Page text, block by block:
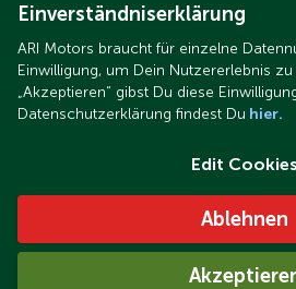
Einverständniserklärung
ARI Motors braucht für einzelne
Einwilligung, um Dein Nutzererlebnis
„Akzeptieren“ gibst Du diese
Datenschutzerklärung findest Du hier.
Edit Cookies
Ablehnen